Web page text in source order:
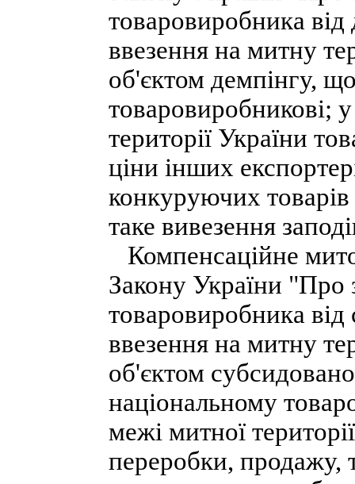
товаровиробника від
ввезення на митну
об'єктом демпінгу,
товаровиробникові;
території України
ціни інших
конкуруючих
таке вивезення
Компенсаційне
Закону України "Про
товаровиробника від
ввезення на митну
об'єктом
національному
межі митної
переробки, продажу,